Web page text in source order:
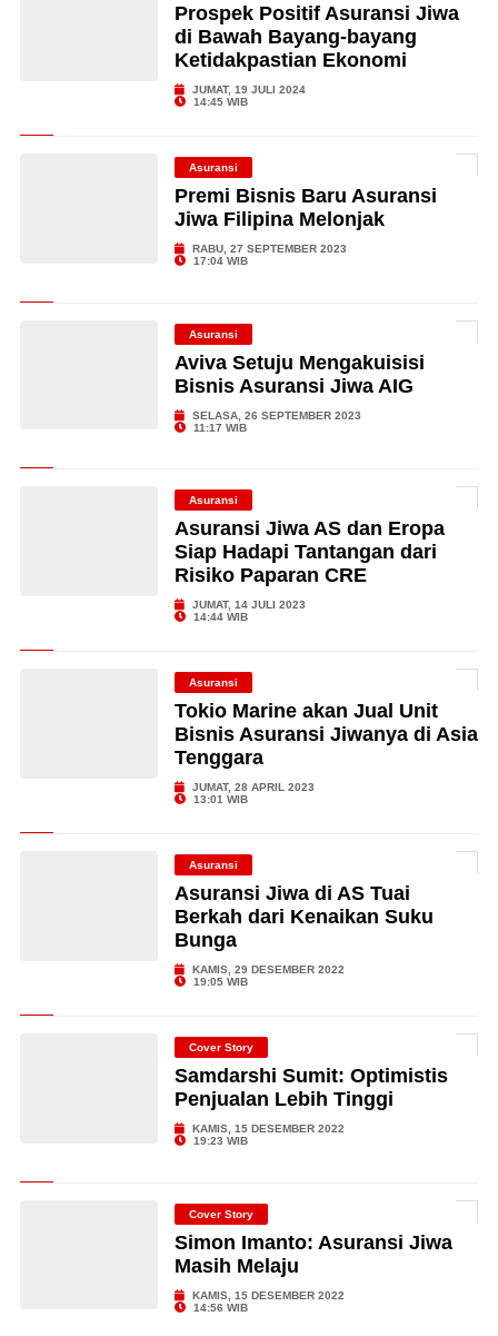
Prospek Positif Asuransi Jiwa
di Bawah Bayang-bayang
Ketidakpastian Ekonomi
JUMAT, 19 JULI 2024
14:45 WIB
Asuransi
Premi Bisnis Baru Asuransi
Jiwa Filipina Melonjak
RABU, 27 SEPTEMBER 2023
17:04 WIB
Asuransi
Aviva Setuju Mengakuisisi
Bisnis Asuransi Jiwa AIG
SELASA, 26 SEPTEMBER 2023
11:17 WIB
Asuransi
Asuransi Jiwa AS dan Eropa
Siap Hadapi Tantangan dari
Risiko Paparan CRE
JUMAT, 14 JULI 2023
14:44 WIB
Asuransi
Tokio Marine akan Jual Unit
Bisnis Asuransi Jiwanya di Asia
Tenggara
JUMAT, 28 APRIL 2023
13:01 WIB
Asuransi
Asuransi Jiwa di AS Tuai
Berkah dari Kenaikan Suku
Bunga
KAMIS, 29 DESEMBER 2022
19:05 WIB
Cover Story
Samdarshi Sumit: Optimistis
Penjualan Lebih Tinggi
KAMIS, 15 DESEMBER 2022
19:23 WIB
Cover Story
Simon Imanto: Asuransi Jiwa
Masih Melaju
KAMIS, 15 DESEMBER 2022
14:56 WIB